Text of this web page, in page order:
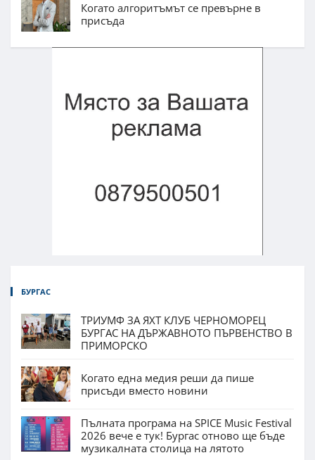
Когато алгоритъмът се превърне в
присъда
БУРГАС
ТРИУМФ ЗА ЯХТ КЛУБ ЧЕРНОМОРЕЦ
БУРГАС НА ДЪРЖАВНОТО ПЪРВЕНСТВО В
ПРИМОРСКО
Когато една медия реши да пише
присъди вместо новини
Пълната програма на SPICE Music Festival
2026 вече е тук! Бургас отново ще бъде
музикалната столица на лятото